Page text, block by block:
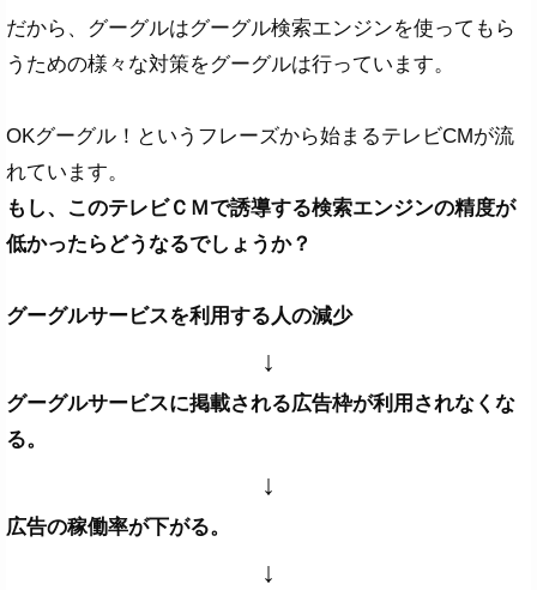
だから、グーグルはグーグル検索エンジンを使ってもら
うための様々な対策をグーグルは行っています。
OKグーグル！というフレーズから始まるテレビCMが流
れています。
もし、このテレビＣＭで誘導する検索エンジンの精度が
低かったらどうなるでしょうか？
グーグルサービスを利用する人の減少
↓
グーグルサービスに掲載される広告枠が利用されなくな
る。
↓
広告の稼働率が下がる。
↓